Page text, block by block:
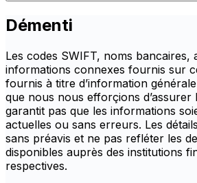
Démenti
Les codes SWIFT, noms bancaires,
informations connexes fournis sur
fournis à titre d’information
que nous nous efforçions d’assurer
garantit pas que les informations
actuelles ou sans erreurs. Les
sans préavis et ne pas refléter les
disponibles auprès des institutions
respectives.